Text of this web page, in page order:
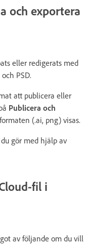
och exportera
eller redigerats med
PSD.
att publicera eller
Publicera och
(.ai, png) visas.
gör med hjälp av
fil i
av följande om du vill